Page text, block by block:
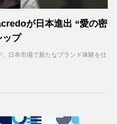
が日本進出 “愛の密
ップ
日本市場で新たなブランド体験を仕